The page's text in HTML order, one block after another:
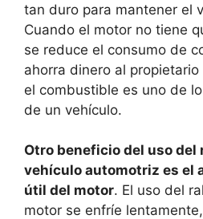
tan duro para mantener el
Cuando el motor no tiene
se reduce el consumo de
ahorra dinero al
el combustible es uno de
de un vehículo.
Otro beneficio del uso del
vehículo automotriz es el
útil del motor. El uso del
motor se enfríe